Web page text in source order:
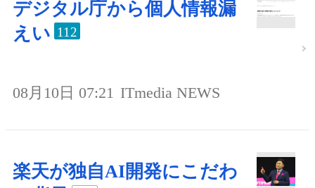
デジタル庁から個人情報漏
えい 112
08月10日 07:21 ITmedia NEWS
楽天が独自AI開発にこだわ